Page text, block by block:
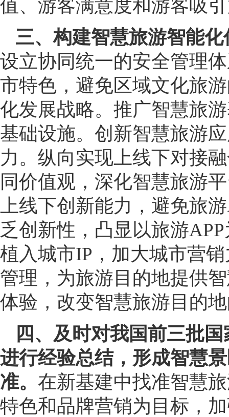
值、游客满意度和游客吸
三、构建智慧旅游智能
设立协同统一的安全管理
市特色，避免区域文化旅
化发展战略。推广智慧旅
基础设施。创新智慧旅游
力。纵向实现上线下对接
同价值观，深化智慧旅游
上线下创新能力，避免旅
乏创新性，凸显以旅游
植入城市IP，加大城市营
管理，为旅游目的地提供
体验，改变智慧旅游目的
四、及时对我国前三批
进行经验总结，形成智慧
准。 在新基建中找准智慧
特色和品牌营销为目标，